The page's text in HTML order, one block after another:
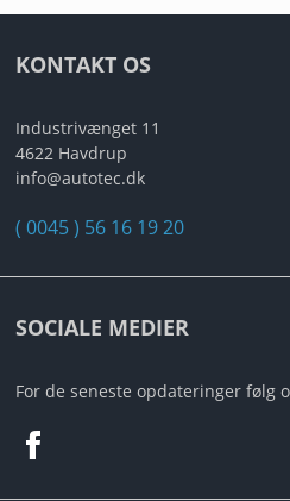
KONTAKT OS
Industrivænget 11
4622 Havdrup
info@autotec.dk
( 0045 ) 56 16 19 20
SOCIALE MEDIER
For de seneste opdateringer følg